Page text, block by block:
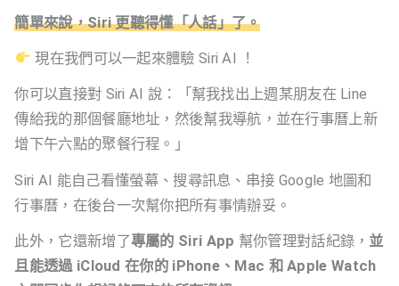
簡單來說，Siri 更聽得懂「人話」了。
現在我們可以一起來體驗 Siri AI ！
你可以直接對 Siri AI 說：「幫我找出上週某朋友在 Line
傳給我的那個餐廳地址，然後幫我導航，並在行事曆上新
增下午六點的聚餐行程。」
Siri AI 能自己看懂螢幕、搜尋訊息、串接 Google 地圖和
行事曆，在後台一次幫你把所有事情辦妥。
此外，它還新增了專屬的 Siri App 幫你管理對話紀錄， 並
且能透過 iCloud 在你的 iPhone、Mac 和 Apple Watch